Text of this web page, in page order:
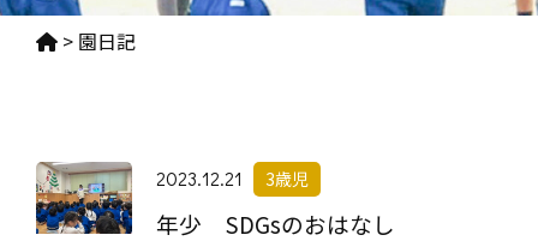
> 園日記
2023.12.21 3歳児
年少 SDGsのおはなし